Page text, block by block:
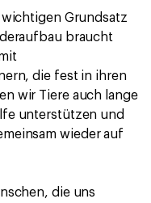
wichtigen Grundsatz
braucht
die fest in ihren
wir Tiere auch lange
unterstützen und
wieder auf
die uns